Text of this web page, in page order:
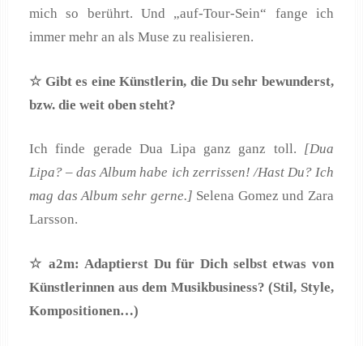
mich so berührt. Und „auf-Tour-Sein“ fange ich
immer mehr an als Muse zu realisieren.
☆ Gibt es eine Künstlerin, die Du sehr bewunderst,
bzw. die weit oben steht?
Ich finde gerade Dua Lipa ganz ganz toll. [Dua
Lipa? – das Album habe ich zerrissen! /Hast Du? Ich
mag das Album sehr gerne.] Selena Gomez und Zara
Larsson.
☆ a2m: Adaptierst Du für Dich selbst etwas von
Künstlerinnen aus dem Musikbusiness? (Stil, Style,
Kompositionen…)